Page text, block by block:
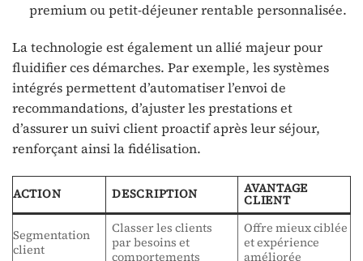
premium ou petit-déjeuner rentable personnalisée.
La technologie est également un allié majeur pour
fluidifier ces démarches. Par exemple, les systèmes
intégrés permettent d’automatiser l’envoi de
recommandations, d’ajuster les prestations et
d’assurer un suivi client proactif après leur séjour,
renforçant ainsi la fidélisation.
ACTION DESCRIPTION AVANTAGE
CLIENT
Segmentation
client
Classer les clients
par besoins et
comportements
Offre mieux ciblée
et expérience
améliorée